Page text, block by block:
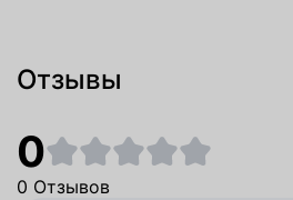
Отзывы
0
0 Отзывов